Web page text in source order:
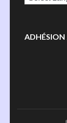
ADHÉSION